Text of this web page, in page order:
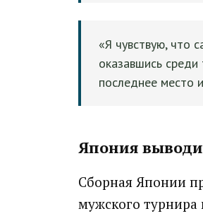
«Я чувствую, что
оказавшись среди
последнее место
Япония
Сборная Японии
мужского турнира